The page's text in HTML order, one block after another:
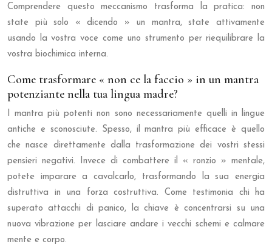
Comprendere questo meccanismo trasforma la pratica: non
state più solo « dicendo » un mantra, state attivamente
usando la vostra voce come uno strumento per riequilibrare la
vostra biochimica interna.
Come trasformare « non ce la faccio » in un mantra
potenziante nella tua lingua madre?
I mantra più potenti non sono necessariamente quelli in lingue
antiche e sconosciute. Spesso, il mantra più efficace è quello
che nasce direttamente dalla trasformazione dei vostri stessi
pensieri negativi. Invece di combattere il « ronzio » mentale,
potete imparare a cavalcarlo, trasformando la sua energia
distruttiva in una forza costruttiva. Come testimonia chi ha
superato attacchi di panico, la chiave è concentrarsi su una
nuova vibrazione per lasciare andare i vecchi schemi e calmare
mente e corpo.